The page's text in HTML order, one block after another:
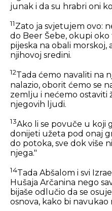
junak i da su hrabri oni
11Zato ja svjetujem ovo:
do Beer Šebe, okupi
pijeska na obali morskoj,
njihovoj sredini.
12Tada ćemo navaliti na
nalazio, oborit ćemo se
zemlju i nećemo ostaviti
njegovih ljudi.
13Ako li se povuče u koji
donijeti užeta pod onaj
do potoka, sve dok više
njega."
14Tada Abšalom i svi
Hušaja Arčanina nego
bijaše odlučio da se
osnova, kako bi navukao